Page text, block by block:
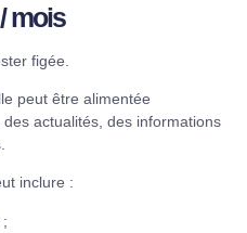
mois
figée.
peut être alimentée
actualités, des informations
inclure :